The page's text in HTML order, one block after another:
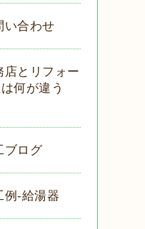
い合わせ
店とリフォー
何が違う
ブログ
例-給湯器